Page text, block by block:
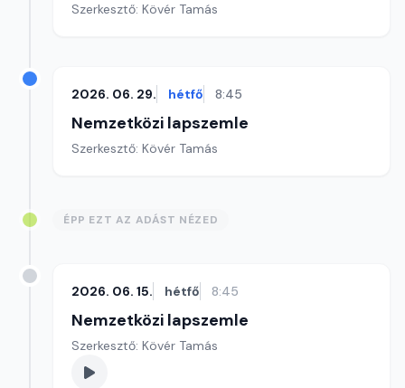
Szerkesztő: Kövér Tamás
2026. 06. 29. hétfő 8:45
Nemzetközi lapszemle
Szerkesztő: Kövér Tamás
ÉPP EZT AZ ADÁST NÉZED
2026. 06. 15. hétfő 8:45
Nemzetközi lapszemle
Szerkesztő: Kövér Tamás